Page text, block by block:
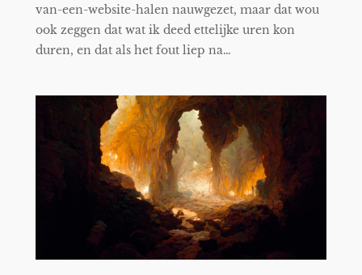
van-een-website-halen nauwgezet, maar dat wou
ook zeggen dat wat ik deed ettelijke uren kon
duren, en dat als het fout liep na…